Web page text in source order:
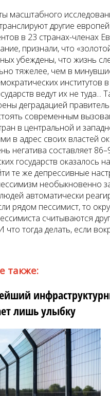
масштабного
другие
в 23 странах-членах
признали, что
убеждены, что жизнь
тяжелее, чем в
ведут их не
деградацией
современным
в центральной и
в адрес своих властей
негатива составляет
государств оказалось
те же депрессивные
необыкновенно
автоматически
рядом пессимист, то
считываются
что тогда делать, если
также:
лишь улыбку